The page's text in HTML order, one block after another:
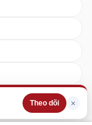
Theo dõi ×